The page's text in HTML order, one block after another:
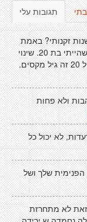
תגובות עלי
מה אני אגיד? אנפנף ב21 שנות זקנותי? באמת
יפה, האמת מזכיר לי משהו בתחושות שלי לפני שהייתי בת 20. שינוי
סטטוס מהותי - זה בטוח. בכל אופן- התעודד! גיל 20 זה גיל מקסים.
ולא פחות
לא יכול כל
שלך ושל
לא מתחרזת